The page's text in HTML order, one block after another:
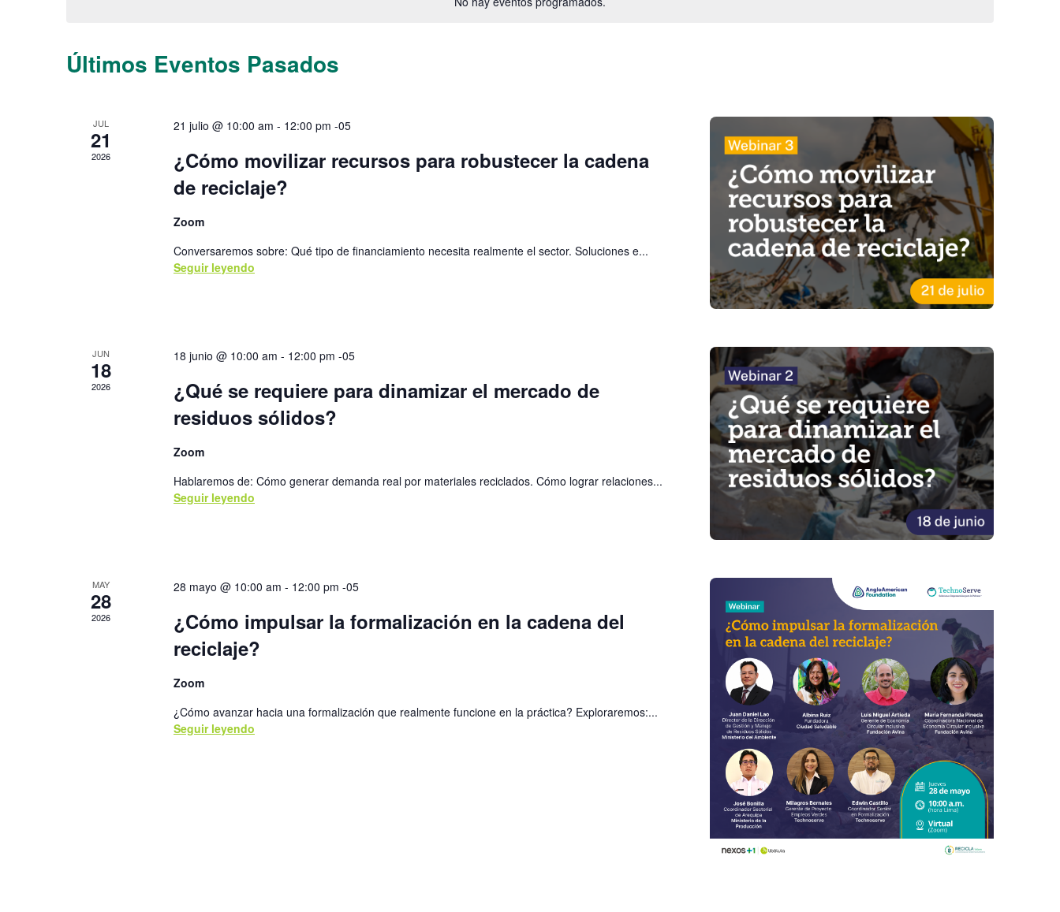
Eventos
Últimos Eventos Pasados
JUL
21
2026
21 julio @ 10:00 am - 12:00 pm -05
¿Cómo movilizar recursos para robustecer la cadena
de reciclaje?
Zoom
Conversaremos sobre: Qué tipo de financiamiento necesita realmente el sector. Soluciones e...
Seguir leyendo
JUN
18
2026
18 junio @ 10:00 am - 12:00 pm -05
¿Qué se requiere para dinamizar el mercado de
residuos sólidos?
Zoom
Hablaremos de: Cómo generar demanda real por materiales reciclados. Cómo lograr relaciones...
Seguir leyendo
MAY
28
2026
28 mayo @ 10:00 am - 12:00 pm -05
¿Cómo impulsar la formalización en la cadena del
reciclaje?
Zoom
¿Cómo avanzar hacia una formalización que realmente funcione en la práctica? Exploraremos:...
Seguir leyendo